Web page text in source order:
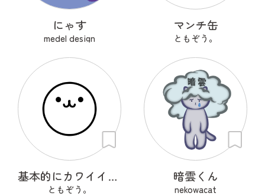
にゃす
medel design
マンチ缶
ともぞう。
基本的にカワイイやつ
ともぞう。
暗雲くん
nekowacat